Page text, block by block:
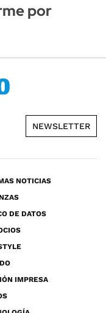
por
NEWSLETTER
NOTICIAS
DE DATOS
IMPRESA